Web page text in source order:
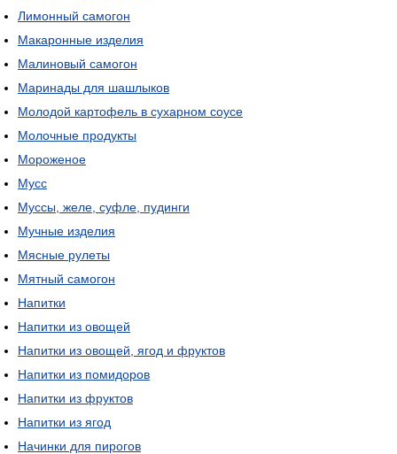
Лимонный самогон
Макаронные изделия
Малиновый самогон
Маринады для шашлыков
Молодой картофель в сухарном соусе
Молочные продукты
Мороженое
Мусс
Муссы, желе, суфле, пудинги
Мучные изделия
Мясные рулеты
Мятный самогон
Напитки
Напитки из овощей
Напитки из овощей, ягод и фруктов
Напитки из помидоров
Напитки из фруктов
Напитки из ягод
Начинки для пирогов